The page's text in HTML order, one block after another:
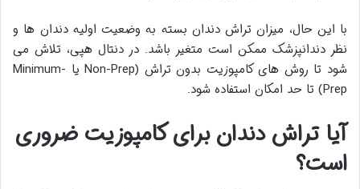
با این حال، میزان تراش دندان بسته به وضعیت اولیه دندان ها و
نظر دندانپزشک ممکن است متغیر باشد. در دنتال هپی، تلاش می
شود تا روش های کامپوزیت بدون تراش (Non-Prep یا Minimum-
Prep) تا حد امکان استفاده شود.
آیا تراش دندان برای کامپوزیت ضروری
است؟